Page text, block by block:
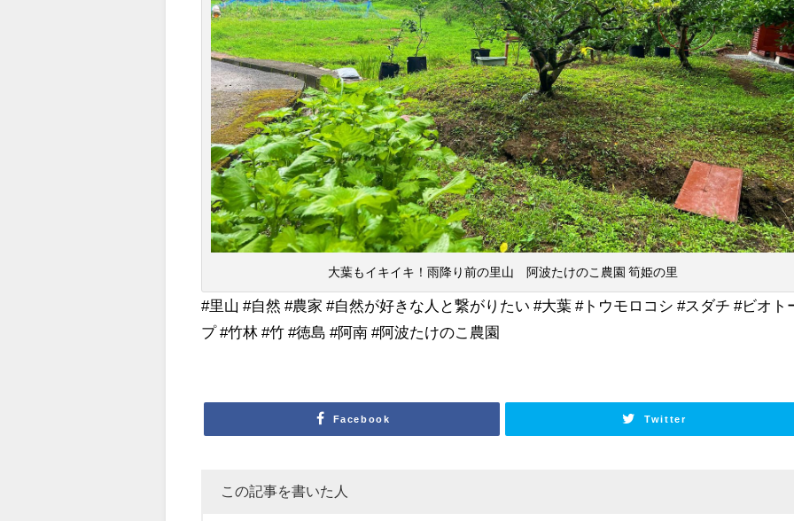
大葉もイキイキ！雨降り前の里山 阿波たけのこ農園 筍姫の里
#里山 #自然 #農家 #自然が好きな人と繋がりたい #大葉 #トウモロコシ #スダチ #ビオト
プ #竹林 #竹 #徳島 #阿南 #阿波たけのこ農園
Facebook Twitter
この記事を書いた人